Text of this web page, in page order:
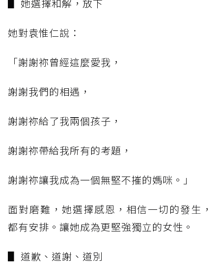
▋ 她選擇和解，放下
她對袁惟仁說：
「謝謝祢曾經這麼愛我，
謝謝我們的相遇，
謝謝祢給了我兩個孩子，
謝謝祢帶給我所有的考題，
謝謝祢讓我成為一個無堅不摧的媽咪。」
面對磨難，她選擇感恩，相信一切的發生，
都有安排。讓她成為更堅強獨立的女性。
▋ 道歉、道謝、道別